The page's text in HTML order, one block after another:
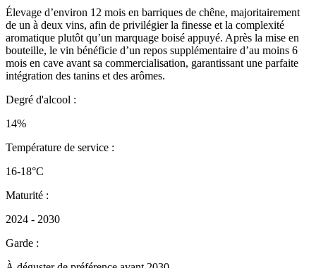
Élevage d’environ 12 mois en barriques de chêne, majoritairement
de un à deux vins, afin de privilégier la finesse et la complexité
aromatique plutôt qu’un marquage boisé appuyé. Après la mise en
bouteille, le vin bénéficie d’un repos supplémentaire d’au moins 6
mois en cave avant sa commercialisation, garantissant une parfaite
intégration des tanins et des arômes.
Degré d'alcool :
14%
Température de service :
16-18°C
Maturité :
2024 - 2030
Garde :